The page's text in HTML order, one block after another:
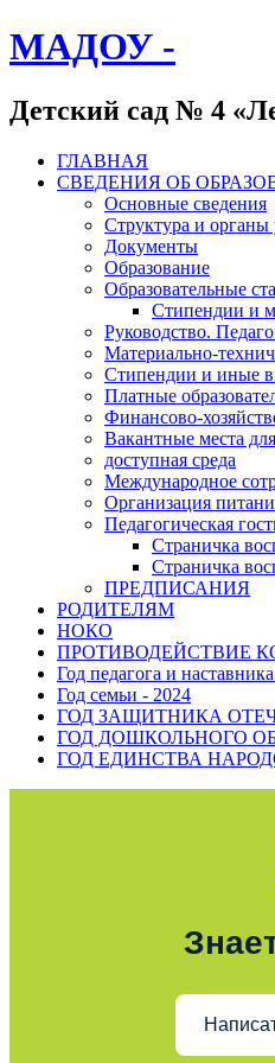
МАДОУ -
Детский сад № 4
ГЛАВНАЯ
СВЕДЕНИЯ ОБ
Основные сведения
Структура и органы
Документы
Образование
Образовательные
Стипендии и
Руководство.
Материально-
Стипендии и иные
Платные
Финансово-
Вакантные места
доступная среда
Международное
Организация
Педагогическая
Страничка
Страничка
ПРЕДПИСАНИЯ
РОДИТЕЛЯМ
НОКО
ПРОТИВОДЕЙСТВИЕ
Год педагога и
Год семьи - 2024
ГОД ЗАЩИТНИКА
ГОД ДОШКОЛЬНОГО
ГОД ЕДИНСТВА